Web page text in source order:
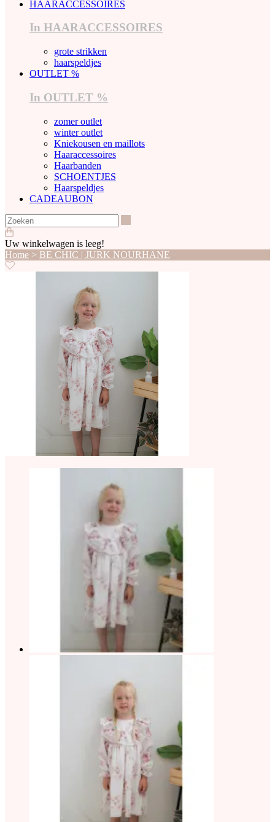
HAARACCESSOIRES
In HAARACCESSOIRES
grote strikken
haarspeldjes
OUTLET %
In OUTLET %
zomer outlet
winter outlet
Kniekousen en maillots
Haaraccessoires
Haarbanden
SCHOENTJES
Haarspeldjes
CADEAUBON
Uw winkelwagen is leeg!
Home > BE CHIC | JURK NOURHANE